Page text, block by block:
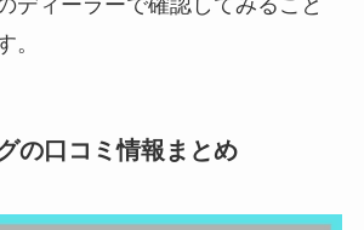
。
の口コミ情報まとめ